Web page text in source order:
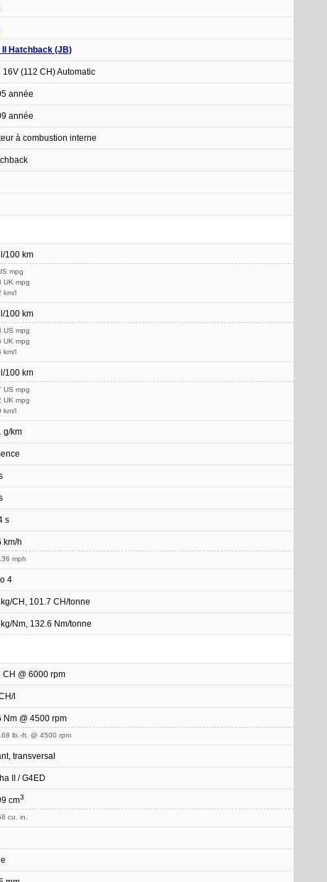
II Hatchback (JB)
16V (112 CH) Automatic
année
année
à combustion interne
100 km
mpg
UK mpg
km/l
100 km
US mpg
UK mpg
km/l
100 km
US mpg
UK mpg
km/l
g/km
s
km/h
mph
4
CH, 101.7 CH/tonne
Nm, 132.6 Nm/tonne
CH @ 6000 rpm
l
Nm @ 4500 rpm
lb.-ft. @ 4500 rpm
transversal
II / G4ED
cm3
cu. in.